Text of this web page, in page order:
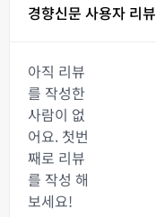
경향신문 사용자 리뷰
아직 리뷰
를 작성한
사람이 없
어요. 첫번
째로 리뷰
를 작성 해
보세요!